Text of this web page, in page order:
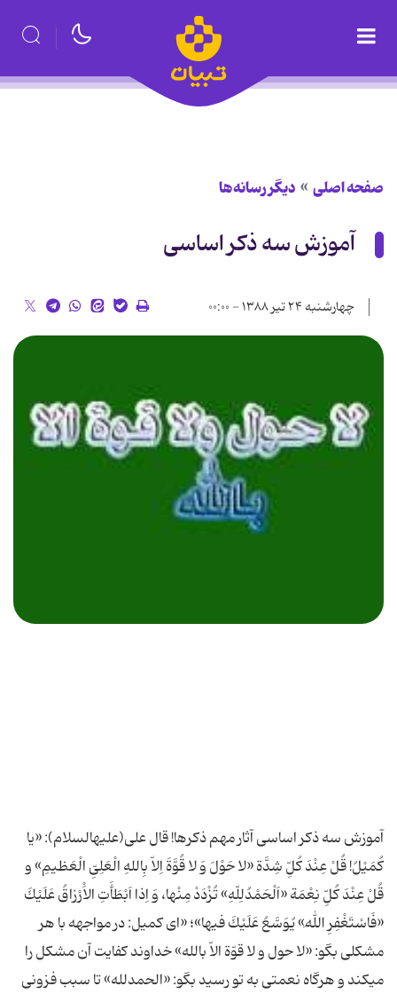
صفحه اصلی دیگر رسانه‌ها
آموزش سه ذکر اساسی
چهارشنبه ۲۴ تیر ۱۳۸۸ - ۰۰:۰۰
آموزش سه ذکر اساسی آثار مهم ذکرها! قال على(علیه‎السلام): «یا
كُمَیْلُ! قُلْ عِنْدَ كُلِّ شِدَّة «لا حَوْلَ وَ لا قُوَّةَ اِلاّ بِاللهِ الْعَلِىِّ الْعَظیمِ» و
قُلْ عِنْدَ كُلِّ نِعْمَة «اَلْحَمْدُلِلّهِ» تُزْدَدْ مِنْها، وَ اِذا اَبْطَأَتِ الاَْرْزاقُ عَلَیْكَ
«فَاسْتَغْفِرِ اللهَ» یُوَسَّعُ عَلَیْكَ فیها»؛ «اى كمیل: در مواجهه با هر
مشكلى بگو: «لا حول و لا قوّة الاّ بالله» خداوند كفایت آن مشكل را
مى‎كند و هرگاه نعمتى به تو رسید بگو: «الحمدلله» تا سبب فزونى